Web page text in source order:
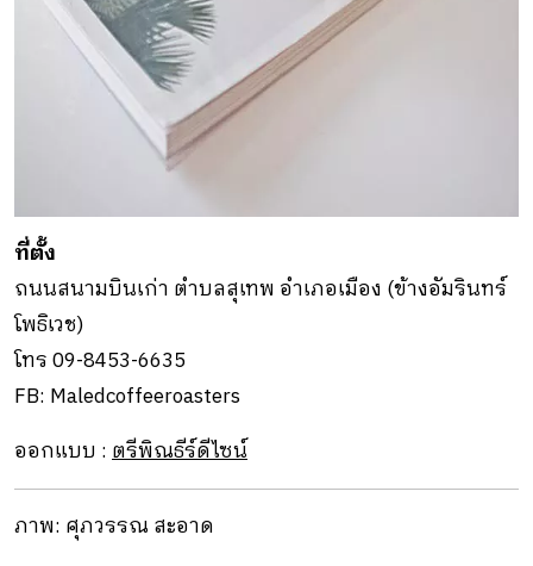
ที่ตั้ง
ถนนสนามบินเก่า ตำบลสุเทพ อำเภอเมือง (ข้างอัมรินทร์
โพธิเวช)
โทร 09-8453-6635
FB: Maledcoffeeroasters
ออกแบบ : ตรีพิณธีร์ดีไซน์
ภาพ: ศุภวรรณ สะอาด